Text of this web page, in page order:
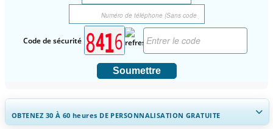
Code de sécurité
Soumettre
OBTENEZ 30 À 60heures DE PERSONNALISATION GRATUITE